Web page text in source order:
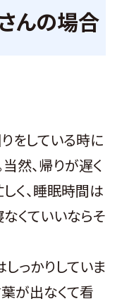
んの場合
をしている時に
然、帰りが遅く
く、睡眠時間は
なくていいならそ
っかりしていま
が出なくて看